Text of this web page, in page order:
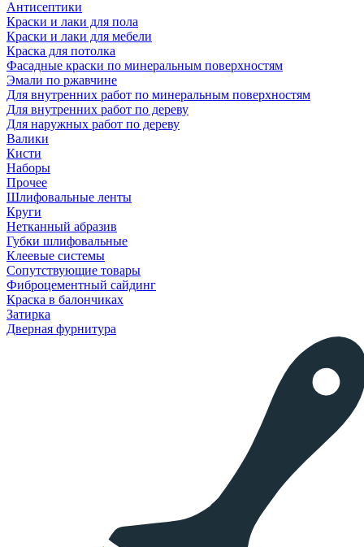
Антисептики
Краски и лаки для пола
Краски и лаки для мебели
Краска для потолка
Фасадные краски по минеральным поверхностям
Эмали по ржавчине
Для внутренних работ по минеральным поверхностям
Для внутренних работ по дереву
Для наружных работ по дереву
Валики
Кисти
Наборы
Прочее
Шлифовальные ленты
Круги
Нетканный абразив
Губки шлифовальные
Клеевые системы
Сопутствующие товары
Фиброцементный сайдинг
Краска в балончиках
Затирка
Дверная фурнитура